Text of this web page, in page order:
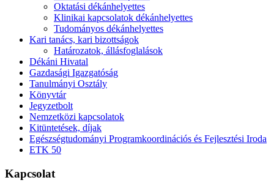
Oktatási dékánhelyettes
Klinikai kapcsolatok dékánhelyettes
Tudományos dékánhelyettes
Kari tanács, kari bizottságok
Határozatok, állásfoglalások
Dékáni Hivatal
Gazdasági Igazgatóság
Tanulmányi Osztály
Könyvtár
Jegyzetbolt
Nemzetközi kapcsolatok
Kitüntetések, díjak
Egészségtudományi Programkoordinációs és Fejlesztési Iroda
ETK 50
Kapcsolat